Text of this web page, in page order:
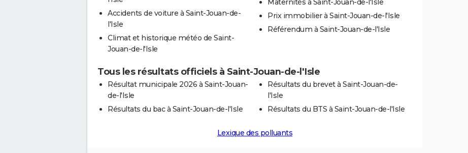
Accidents de voiture à Saint-Jouan-de-
l'Isle
Climat et historique météo de Saint-
Jouan-de-l'Isle
Maternités à Saint-Jouan-de-l'Isle
Prix immobilier à Saint-Jouan-de-l'Isle
Référendum à Saint-Jouan-de-l'Isle
Tous les résultats officiels à Saint-Jouan-de-l'Isle
Résultat municipale 2026 à Saint-Jouan-
de-l'Isle
Résultats du bac à Saint-Jouan-de-l'Isle
Résultats du brevet à Saint-Jouan-de-
l'Isle
Résultats du BTS à Saint-Jouan-de-l'Isle
Lexique des polluants